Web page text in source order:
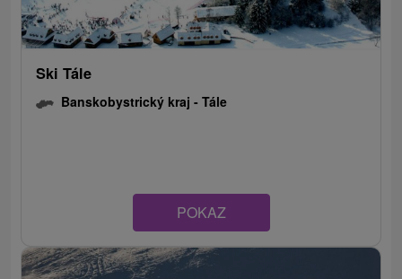
Ski Tále
Banskobystrický kraj -Tále
POKAZ